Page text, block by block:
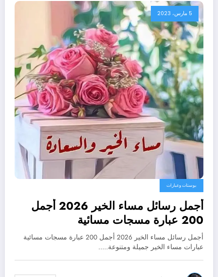
5 مارس، 2023
بوستات وعبارات
أجمل رسائل مساء الخير 2026 أجمل
200 عبارة مسجات مسائية
أجمل رسائل مساء الخير 2026 أجمل 200 عبارة مسجات مسائية
عبارات مساء الخير جميلة ومتنوعة..…